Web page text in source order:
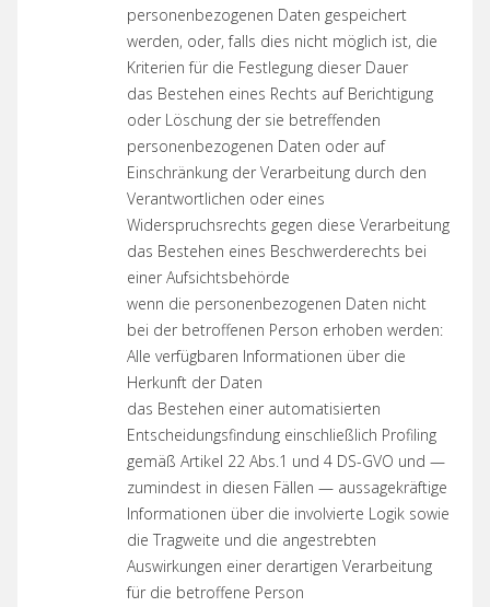
personenbezogenen Daten gespeichert
werden, oder, falls dies nicht möglich ist, die
Kriterien für die Festlegung dieser Dauer
das Bestehen eines Rechts auf Berichtigung
oder Löschung der sie betreffenden
personenbezogenen Daten oder auf
Einschränkung der Verarbeitung durch den
Verantwortlichen oder eines
Widerspruchsrechts gegen diese Verarbeitung
das Bestehen eines Beschwerderechts bei
einer Aufsichtsbehörde
wenn die personenbezogenen Daten nicht
bei der betroffenen Person erhoben werden:
Alle verfügbaren Informationen über die
Herkunft der Daten
das Bestehen einer automatisierten
Entscheidungsfindung einschließlich Profiling
gemäß Artikel 22 Abs.1 und 4 DS-GVO und —
zumindest in diesen Fällen — aussagekräftige
Informationen über die involvierte Logik sowie
die Tragweite und die angestrebten
Auswirkungen einer derartigen Verarbeitung
für die betroffene Person